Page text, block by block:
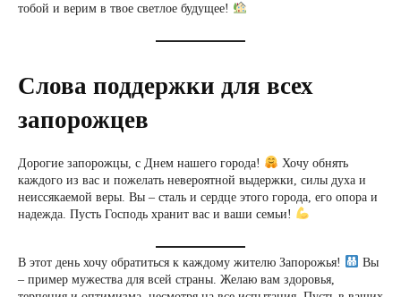
тобой и верим в твое светлое будущее!
Слова поддержки для всех
запорожцев
Дорогие запорожцы, с Днем нашего города!
Хочу обнять
каждого из вас и пожелать невероятной выдержки, силы духа и
неиссякаемой веры. Вы – сталь и сердце этого города, его опора и
надежда. Пусть Господь хранит вас и ваши семьи!
В этот день хочу обратиться к каждому жителю Запорожья!
Вы
– пример мужества для всей страны. Желаю вам здоровья,